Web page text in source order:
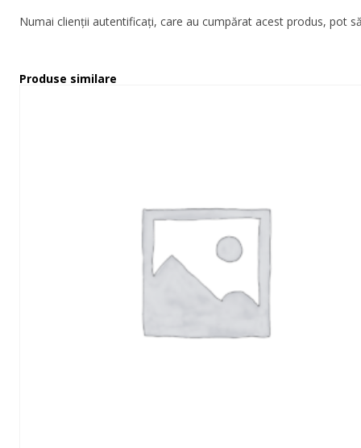
Numai clienții autentificați, care au cumpărat acest produs, pot
Produse similare